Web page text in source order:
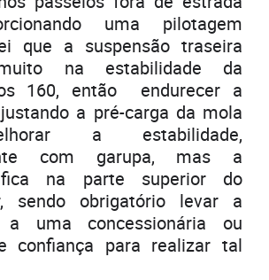
uma pilotagem
que a suspensão traseira
na estabilidade da
160, então endurecer a
a pré-carga da mola
a estabilidade,
com garupa, mas a
fica na parte superior do
sendo obrigatório levar a
a uma concessionária ou
confiança para realizar tal